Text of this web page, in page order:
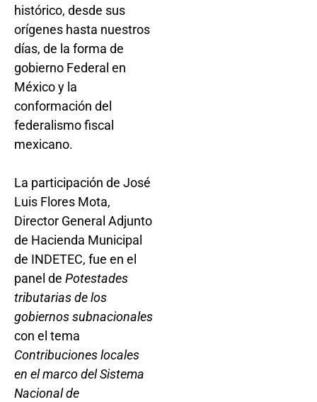
histórico, desde sus
orígenes hasta nuestros
días, de la forma de
gobierno Federal en
México y la
conformación del
federalismo fiscal
mexicano.
La participación de José
Luis Flores Mota,
Director General Adjunto
de Hacienda Municipal
de INDETEC, fue en el
panel de Potestades
tributarias de los
gobiernos subnacionales
con el tema
Contribuciones locales
en el marco del Sistema
Nacional de